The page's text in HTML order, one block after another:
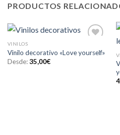
PRODUCTOS
a la
VINILOS
Vinilo decorativo «Love yourself»
Desde:35,00€